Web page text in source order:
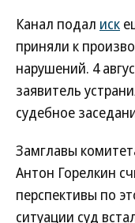
Канал подал иск
приняли к
нарушений. 4
заявитель
судебное
Замглавы
Антон Горелкин
перспективы по
ситуации суд